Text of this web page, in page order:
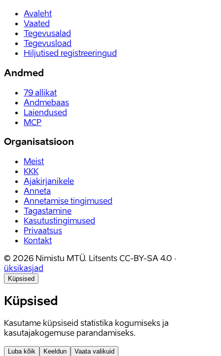
Avaleht
Vaated
Tegevusalad
Tegevusload
Hiljutised registreeringud
Andmed
79 allikat
Andmebaas
Laiendused
MCP
Organisatsioon
Meist
KKK
Ajakirjanikele
Anneta
Annetamise tingimused
Tagastamine
Kasutustingimused
Privaatsus
Kontakt
© 2026 Nimistu MTÜ. Litsents CC-BY-SA 4.0 ·
üksikasjad
Küpsised
Küpsised
Kasutame küpsiseid statistika kogumiseks ja
kasutajakogemuse parandamiseks.
Luba kõik Keeldun Vaata valikuid